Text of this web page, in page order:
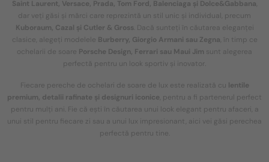
Saint Laurent, Versace, Prada, Tom Ford, Balenciaga și Dolce&Gabbana
dar veți găsi și mărci care reprezintă un stil unic și individual, precum
Kuboraum, Cazal și Cutler & Gross . Dacă sunteți în căutarea eleganței
clasice, alegeți modelele Burberry, Giorgio Armani sau Zegna , în timp ce
ochelarii de soare Porsche Design, Ferrari sau Maui Jim sunt alegerea
perfectă pentru un look sportiv și inovator.
Fiecare pereche de ochelari de soare de lux este realizată cu lentile
premium, detalii rafinate și designuri iconice , pentru a fi partenerul perfect
pentru mulți ani. Fie că ești în căutarea unui look elegant pentru afaceri, a
unui stil pentru fiecare zi sau a unui lux impresionant, aici vei găsi perechea
perfectă pentru tine.